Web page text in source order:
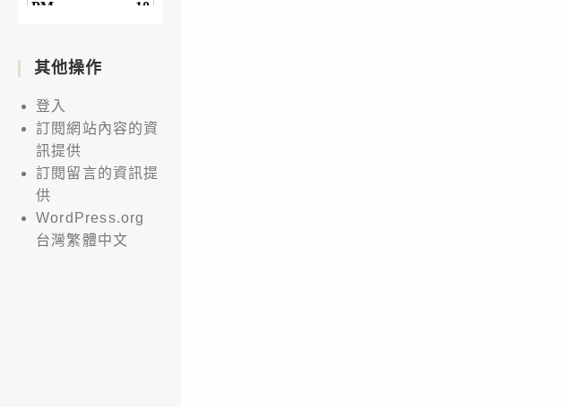
其他操作
登入
訂閱網站內容的資
訊提供
訂閱留言的資訊提
供
WordPress.org
台灣繁體中文